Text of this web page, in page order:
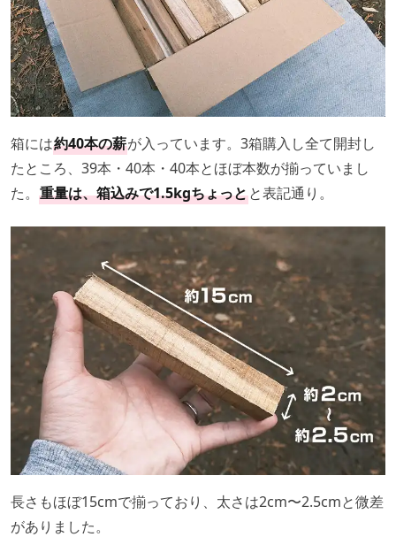
箱には約40本の薪が入っています。3箱購入し全て開封し
たところ、39本・40本・40本とほぼ本数が揃っていまし
た。 重量は、箱込みで1.5kgちょっとと表記通り。
長さもほぼ15cmで揃っており、太さは2cm〜2.5cmと微差
がありました。